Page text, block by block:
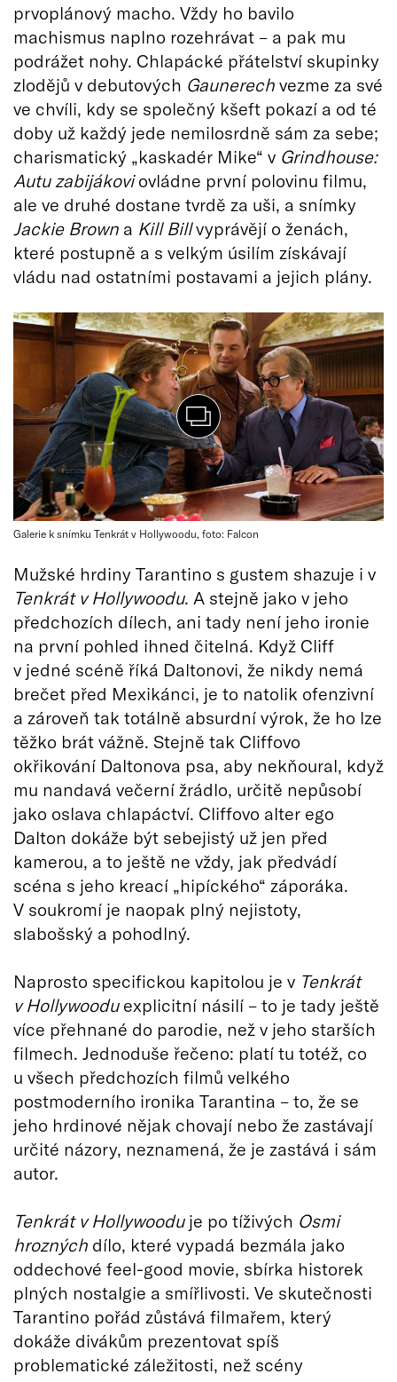
prvoplánový macho. Vždy ho bavilo
machismus naplno rozehrávat – a pak mu
podrážet nohy. Chlapácké přátelství skupinky
zlodějů v debutových Gaunerech vezme za své
ve chvíli, kdy se společný kšeft pokazí a od té
doby už každý jede nemilosrdně sám za sebe;
charismatický „kaskadér Mike“ v Grindhouse:
Autu zabijákoviovládne první polovinu filmu,
ale ve druhé dostane tvrdě za uši, a snímky
Jackie Brown a Kill Billvyprávějí o ženách,
které postupně a s velkým úsilím získávají
vládu nad ostatními postavami a jejich plány.
Galerie k snímku Tenkrát v Hollywoodu, foto: Falcon
Mužské hrdiny Tarantino s gustem shazuje i v
Tenkrát v Hollywoodu. A stejně jako v jeho
předchozích dílech, ani tady není jeho ironie
na první pohled ihned čitelná. Když Cliff
v jedné scéně říká Daltonovi, že nikdy nemá
brečet před Mexikánci, je to natolik ofenzivní
a zároveň tak totálně absurdní výrok, že ho lze
těžko brát vážně. Stejně tak Cliffovo
okřikování Daltonova psa, aby nekňoural, když
mu nandavá večerní žrádlo, určitě nepůsobí
jako oslava chlapáctví. Cliffovo alter ego
Dalton dokáže být sebejistý už jen před
kamerou, a to ještě ne vždy, jak předvádí
scéna s jeho kreací „hipíckého“ záporáka.
V soukromí je naopak plný nejistoty,
slabošský a pohodlný.
Naprosto specifickou kapitolou je v Tenkrát
v Hollywooduexplicitní násilí – to je tady ještě
více přehnané do parodie, než v jeho starších
filmech. Jednoduše řečeno: platí tu totéž, co
u všech předchozích filmů velkého
postmoderního ironika Tarantina – to, že se
jeho hrdinové nějak chovají nebo že zastávají
určité názory, neznamená, že je zastává i sám
autor.
Tenkrát v Hollywooduje po tíživých Osmi
hrozných dílo, které vypadá bezmála jako
oddechové feel-good movie, sbírka historek
plných nostalgie a smířlivosti. Ve skutečnosti
Tarantino pořád zůstává filmařem, který
dokáže divákům prezentovat spíš
problematické záležitosti, než scény